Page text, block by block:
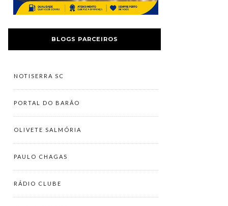
BLOGS PARCEIROS
NOTISERRA SC
PORTAL DO BARÃO
OLIVETE SALMÓRIA
PAULO CHAGAS
RÁDIO CLUBE